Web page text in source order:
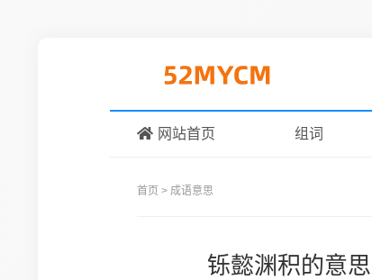
网站首页 组词
首页 > 成语意思
铄懿渊积的意